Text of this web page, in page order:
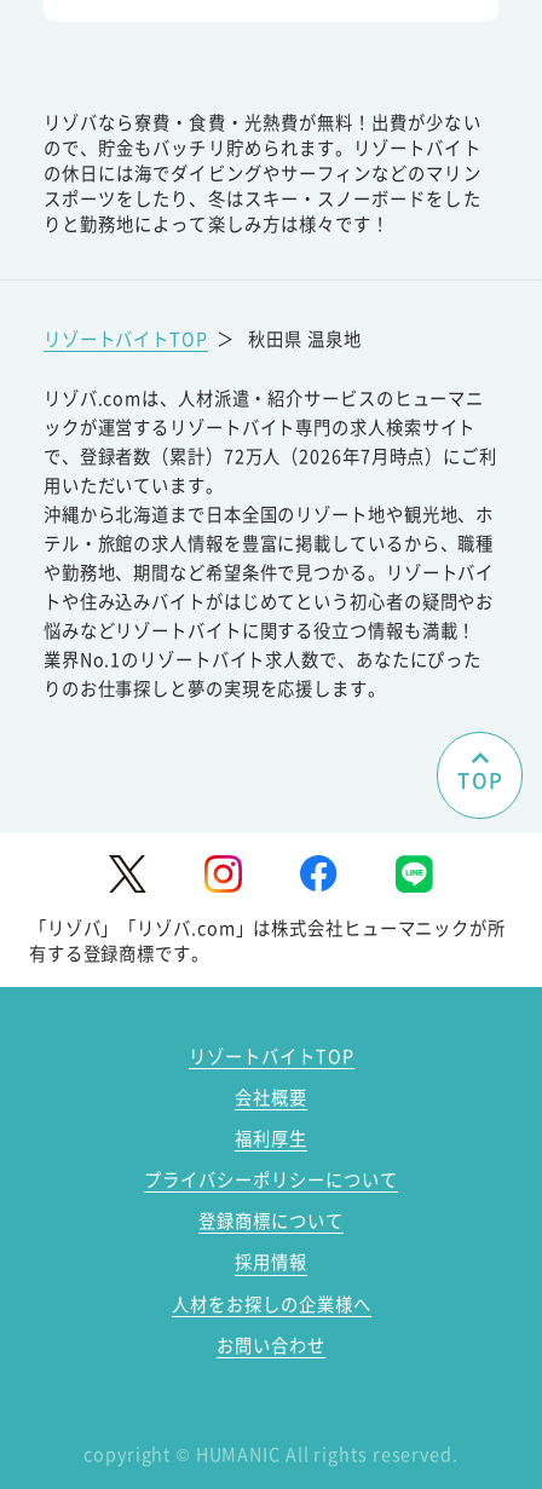
リゾバなら寮費・食費・光熱費が無料！出費が少ない
ので、貯金もバッチリ貯められます。リゾートバイト
の休日には海でダイビングやサーフィンなどのマリン
スポーツをしたり、冬はスキー・スノーボードをした
りと勤務地によって楽しみ方は様々です！
リゾートバイトTOP ＞ 秋田県 温泉地
リゾバ.comは、人材派遣・紹介サービスのヒューマニ
ックが運営するリゾートバイト専門の求人検索サイト
で、登録者数（累計）72万人（2026年7月時点）にご利
用いただいています。
沖縄から北海道まで日本全国のリゾート地や観光地、ホ
テル・旅館の求人情報を豊富に掲載しているから、職種
や勤務地、期間など希望条件で見つかる。リゾートバイ
トや住み込みバイトがはじめてという初心者の疑問やお
悩みなどリゾートバイトに関する役立つ情報も満載！
業界No.1のリゾートバイト求人数で、あなたにぴった
りのお仕事探しと夢の実現を応援します。
TOP
「リゾバ」「リゾバ.com」は株式会社ヒューマニックが所
有する登録商標です。
リゾートバイトTOP
会社概要
福利厚生
プライバシーポリシーについて
登録商標について
採用情報
人材をお探しの企業様へ
お問い合わせ
copyright © HUMANIC All rights reserved.